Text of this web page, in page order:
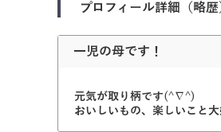
プロフィール詳細（略歴
一児の母です！
元気が取り柄です(^∇^)
おいしいもの、楽しいこと